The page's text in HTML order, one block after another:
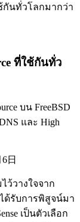
ที่ใช้กันทั่ว
บน FreeBSD
และ High
日
ไว้วางใจจาก
ด้รับการพิสูจน์มา
เป็นตัวเลือก